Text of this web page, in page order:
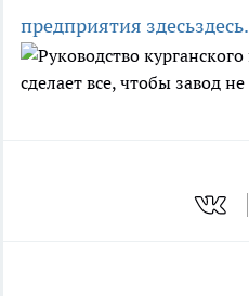
предприятия здесьздесь.